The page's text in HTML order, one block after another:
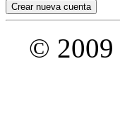
© 2009